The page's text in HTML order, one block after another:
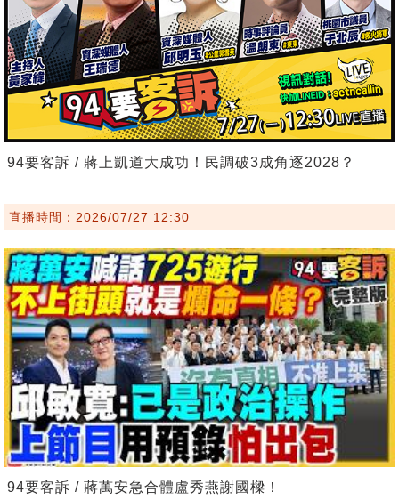
94要客訴 / 蔣上凱道大成功！民調破3成角逐2028？
直播時間：2026/07/27 12:30
94要客訴 / 蔣萬安急合體盧秀燕謝國樑！